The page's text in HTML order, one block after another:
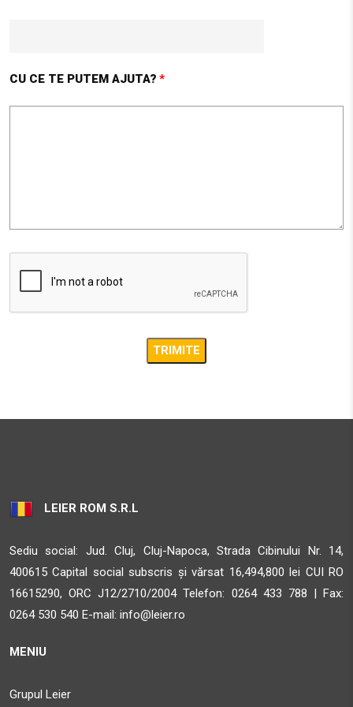
UNIVERSAL CONSTRUCT MARKET ( UCM )
TI, JUD. MURE?
Sighisoara MS 547025
33.5 km
AMBIENT
STR. CALEA BARA?ILOR NR. 2, SAT ALBE?TI, COM. ALBE?
TI, JUD. MURE?
Obține direcții
CU CE TE PUTEM AJUTA?
LEIER ROM S.R.L
Sediu social: Jud. Cluj, Cluj-Napoca, Strada Cibinului Nr. 14,
400615 Capital social subscris și vărsat 16,494,800 lei CUI RO
16615290, ORC J12/2710/2004 Telefon: 0264 433 788 | Fax:
0264 530 540 E-mail: info@leier.ro
MENIU
Grupul Leier